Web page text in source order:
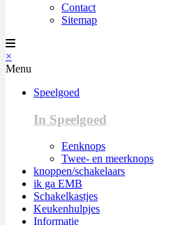
Contact
Sitemap
×
Menu
Speelgoed
In Speelgoed
Eenknops
Twee- en meerknops
knoppen/schakelaars
ik ga EMB
Schakelkastjes
Keukenhulpjes
Informatie